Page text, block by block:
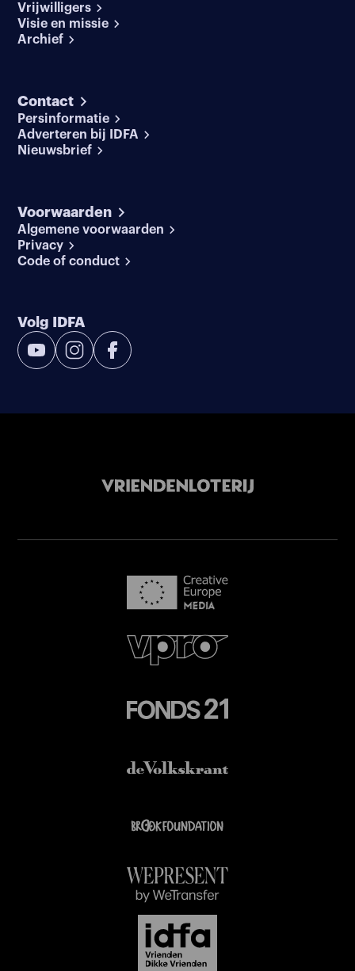
Vrijwilligers
Visie en missie
Archief
Contact
Persinformatie
Adverteren bij IDFA
Nieuwsbrief
Voorwaarden
Algemene voorwaarden
Privacy
Code of conduct
Volg IDFA